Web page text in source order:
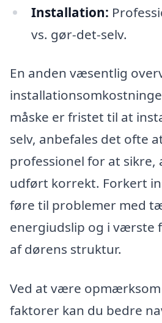
Installation:
vs. gør-det-selv.
En anden væsentlig
måske er fristet til at
selv, anbefales det ofte
professionel for at
udført korrekt. Forkert
føre til problemer med
energiudslip og i værste
af dørens struktur.
Ved at være opmærksom
faktorer kan du bedre